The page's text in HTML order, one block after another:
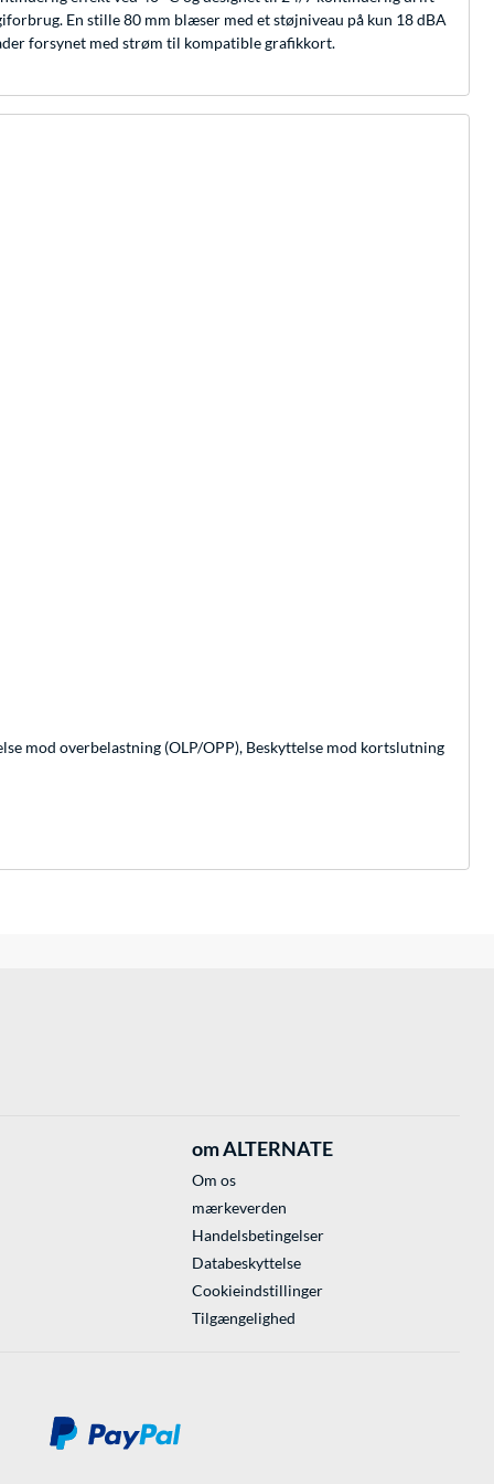
En stille 80 mm blæser med et støjniveau på kun 18 dBA
forsynet med strøm til kompatible grafikkort.
mod overbelastning (OLP/OPP), Beskyttelse mod kortslutning
om ALTERNATE
Om os
mærkeverden
Handelsbetingelser
Databeskyttelse
Cookieindstillinger
Tilgængelighed